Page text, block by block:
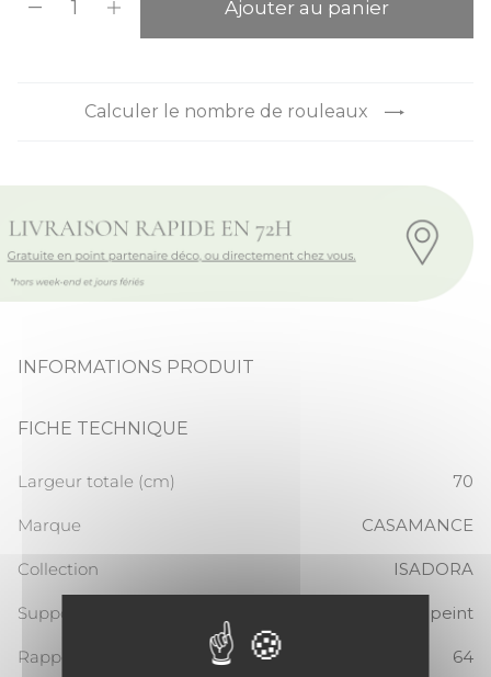
Ajouter au panier
Calculer le nombre de rouleaux
INFORMATIONS PRODUIT
FICHE TECHNIQUE
Largeur totale (cm) 70
Marque CASAMANCE
Collection ISADORA
Support Papier peint
Rapport Vertical 64